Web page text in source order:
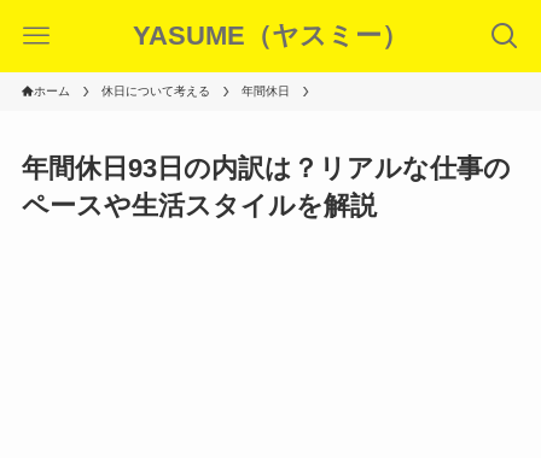
YASUME（ヤスミー）
ホーム 休日について考える 年間休日
年間休日93日の内訳は？リアルな仕事の
ペースや生活スタイルを解説